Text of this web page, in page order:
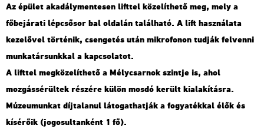
Az épület akadálymentesen lifttel közelíthető meg, mely a
főbejárati lépcsősor bal oldalán található. A lift használata
kezelővel történik, csengetés után mikrofonon tudják felvenni
munkatársunkkal a kapcsolatot.
A lifttel megközelíthető a Mélycsarnok szintje is, ahol
mozgássérültek részére külön mosdó került kialakításra.
Múzeumunkat díjtalanul látogathatják a fogyatékkal élők és
kísérőik (jogosultanként 1 fő).